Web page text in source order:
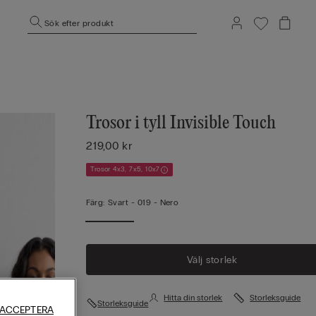
Sök efter produkt
Trosor i tyll Invisible Touch
219,00 kr
Trosor 4x3, 7x5, 10x7
Färg: Svart - 019 - Nero
Välj storlek
Storleksguide
Hitta din storlek Storleksguide